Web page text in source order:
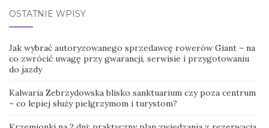
OSTATNIE WPISY
Jak wybrać autoryzowanego sprzedawcę rowerów Giant – na
co zwrócić uwagę przy gwarancji, serwisie i przygotowaniu
do jazdy
Kalwaria Zebrzydowska blisko sanktuarium czy poza centrum
– co lepiej służy pielgrzymom i turystom?